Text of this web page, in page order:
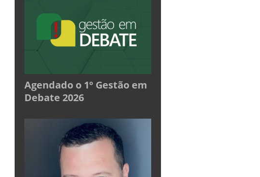
Agendado o 1º Gestão em
Debate 2026